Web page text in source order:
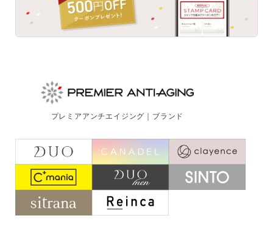
プレミアアンチエイジング｜ブランド